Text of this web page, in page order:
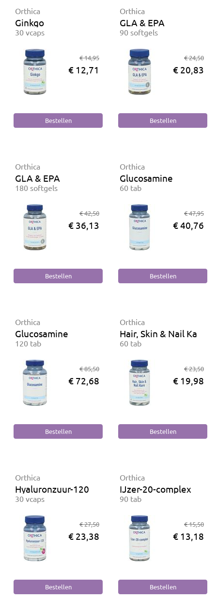
Orthica
Ginkgo
30 vcaps
€ 14,95
€ 12,71
Orthica
GLA & EPA
90 softgels
€ 24,50
€ 20,83
Orthica
GLA & EPA
180 softgels
€ 42,50
€ 36,13
Orthica
Glucosamine
60 tab
€ 47,95
€ 40,76
Orthica
Glucosamine
120 tab
€ 85,50
€ 72,68
Orthica
Hair, Skin & Nail Kare
60 tab
€ 23,50
€ 19,98
Orthica
Hyaluronzuur-120
30 vcaps
€ 27,50
€ 23,38
Orthica
IJzer-20-complex
90 tab
€ 15,50
€ 13,18